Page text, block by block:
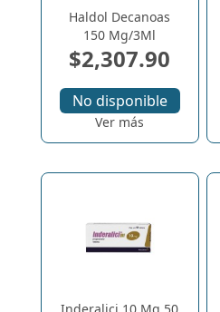
Haldol Decanoas
150 Mg/3Ml
$2,307.90
No disponible
Ver más